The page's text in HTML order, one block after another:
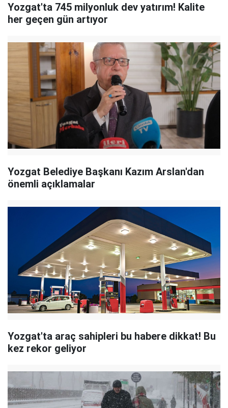
Yozgat'ta 745 milyonluk dev yatırım! Kalite
her geçen gün artıyor
Yozgat Belediye Başkanı Kazım Arslan'dan
önemli açıklamalar
Yozgat'ta araç sahipleri bu habere dikkat! Bu
kez rekor geliyor